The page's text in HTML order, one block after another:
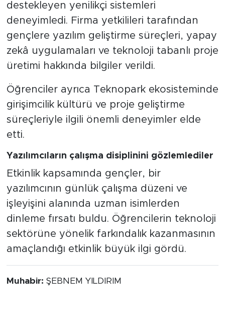
destekleyen yenilikçi sistemleri
deneyimledi. Firma yetkilileri tarafından
gençlere yazılım geliştirme süreçleri, yapay
zekâ uygulamaları ve teknoloji tabanlı proje
üretimi hakkında bilgiler verildi.
Öğrenciler ayrıca Teknopark ekosisteminde
girişimcilik kültürü ve proje geliştirme
süreçleriyle ilgili önemli deneyimler elde
etti.
Yazılımcıların çalışma disiplinini gözlemlediler
Etkinlik kapsamında gençler, bir
yazılımcının günlük çalışma düzeni ve
işleyişini alanında uzman isimlerden
dinleme fırsatı buldu. Öğrencilerin teknoloji
sektörüne yönelik farkındalık kazanmasının
amaçlandığı etkinlik büyük ilgi gördü.
Muhabir: ŞEBNEM YILDIRIM